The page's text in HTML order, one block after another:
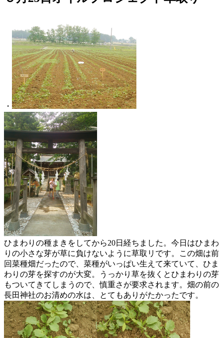
・
ひまわりの種まきをしてから20日経ちました。今日はひまわ
りの小さな芽が草に負けないように草取リです。この畑は前
回菜種畑だったので、菜種がいっぱい生えて来ていて、ひま
わりの芽を探すのが大変。うっかり草を抜くとひまわりの芽
もついてきてしまうので、慎重さが要求されます。畑の前の
長田神社のお清めの水は、とてもありがたかったです。